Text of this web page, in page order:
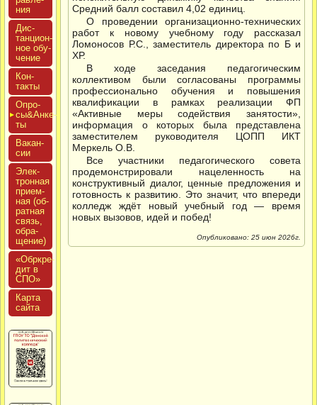
ния
Дис­
танци­он­
ное обу­
чение
Кон­
такты
Опро­
сы&Анке­
ты
Вакан­
сии
Элек­
трон­ная
при­ем­
ная (об­
ратная
связь,
об­ра­
щение)
«Обркре­
дит в
СПО»
Кар­та
сай­та
Средний балл составил 4,02 единиц.
О проведении организационно-технических
работ к новому учебному году рассказал
Ломоносов Р.С., заместитель директора по Б и
ХР.
В ходе заседания педагогическим
коллективом были согласованы программы
профессионально обучения и повышения
квалификации в рамках реализации ФП
«Активные меры содействия занятости»,
информация о которых была представлена
заместителем руководителя ЦОПП ИКТ
Меркель О.В.
Все участники педагогического совета
продемонстрировали нацеленность на
конструктивный диалог, ценные предложения и
готовность к развитию. Это значит, что впереди
колледж ждёт новый учебный год — время
новых вызовов, идей и побед!
Опубликовано: 25 июн 2026г.